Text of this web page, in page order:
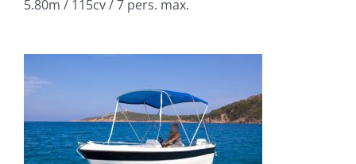
5.80m / 115cv / 7 pers. max.